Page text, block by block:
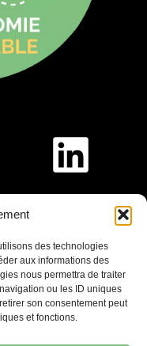
des technologies
aux informations des
nous permettra de traiter
ou les ID uniques
son consentement peut
et fonctions.